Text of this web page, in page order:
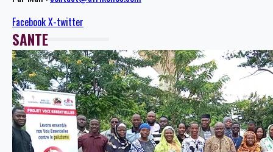
FacebookX-twitter
SANTE